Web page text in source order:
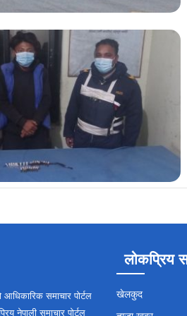
आधिकारिक समाचार पोर्टल
नेपाली समाचार पोर्टल
लोकप्रिय
खेलकुद